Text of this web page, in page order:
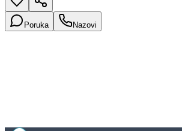
Poruka Nazovi